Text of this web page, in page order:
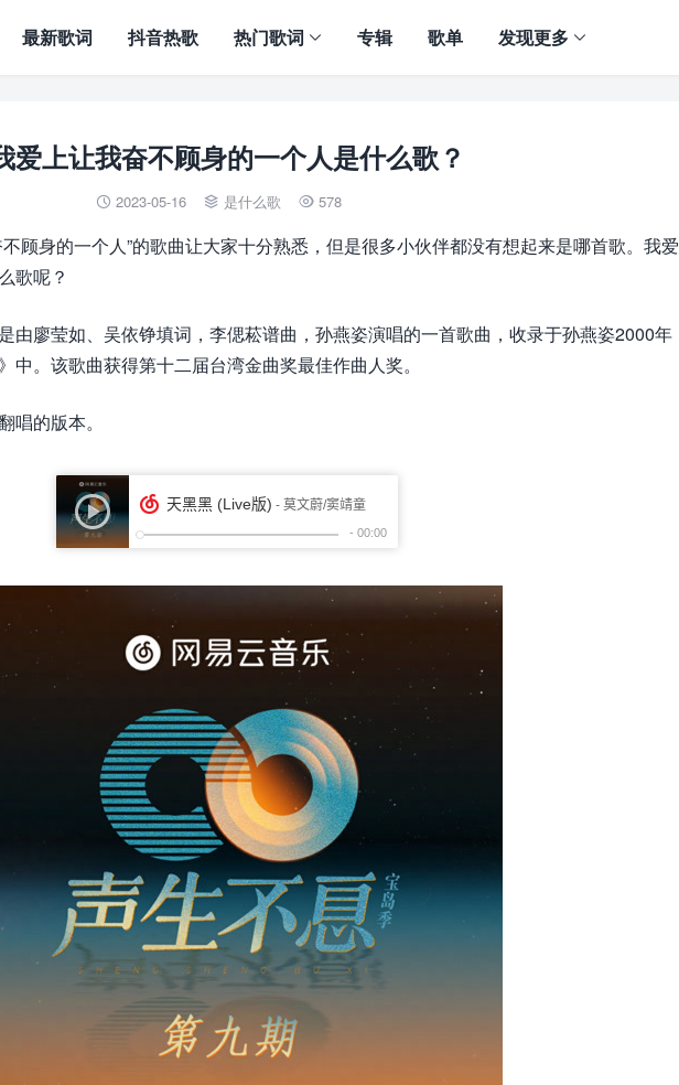
最新歌词 抖音热歌 热门歌词 专辑 歌单 发现更多
爱上让我奋不顾身的一个人是什么歌？
 2023-05-16  是什么歌  578
顾身的一个人”的歌曲让大家十分熟悉，但是很多小伙伴都没有想起来是哪首歌。我爱
歌呢？
由廖莹如、吴依铮填词，李偲菘谱曲，孙燕姿演唱的一首歌曲，收录于孙燕姿2000年
中。该歌曲获得第十二届台湾金曲奖最佳作曲人奖。
唱的版本。